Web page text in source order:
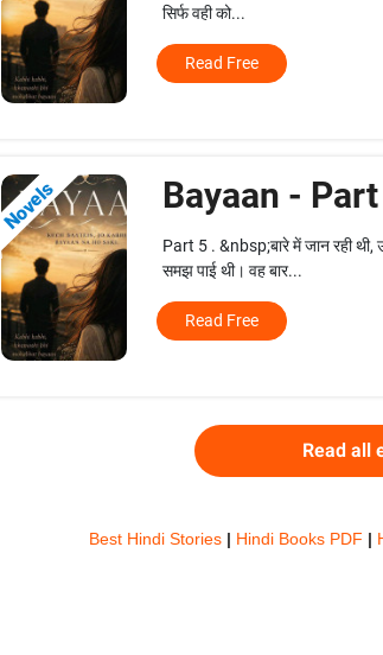
सिर्फ वही को...
Read Free
Novels Bayaan -
Part 5 . &nbsp;बारे में जान रही थी,
समझ पाई थी। वह बार...
Read Free
Read all
Best Hindi Stories | Hindi Books PDF |